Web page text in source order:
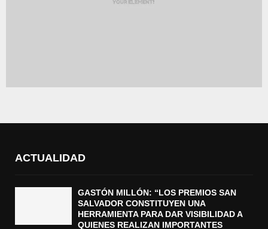
ACTUALIDAD
GASTÓN MILLÓN: “LOS PREMIOS SAN
SALVADOR CONSTITUYEN UNA
HERRAMIENTA PARA DAR VISIBILIDAD A
QUIENES REALIZAN IMPORTANTES